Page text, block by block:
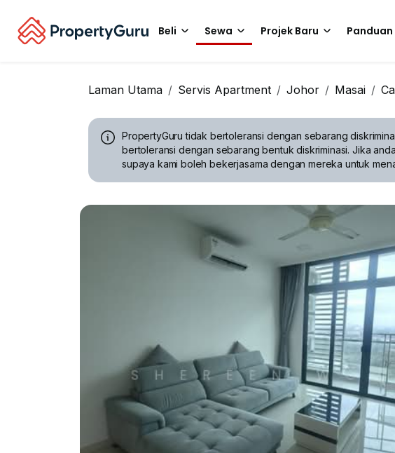
Beli Sewa Projek Baru Panduan
Laman Utama Servis Apartment Johor Masai
PropertyGuru tidak bertoleransi dengan sebarang
bertoleransi dengan sebarang bentuk diskriminasi. Jika
supaya kami boleh bekerjasama dengan mereka untuk